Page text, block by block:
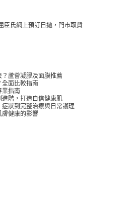
臣氏網上預訂日拋，門市取貨
蘆薈凝膠及面膜推薦
面比較指南
業指南
階，打造自信健康肌
狀到完整治療與日常護理
膚健康的影響